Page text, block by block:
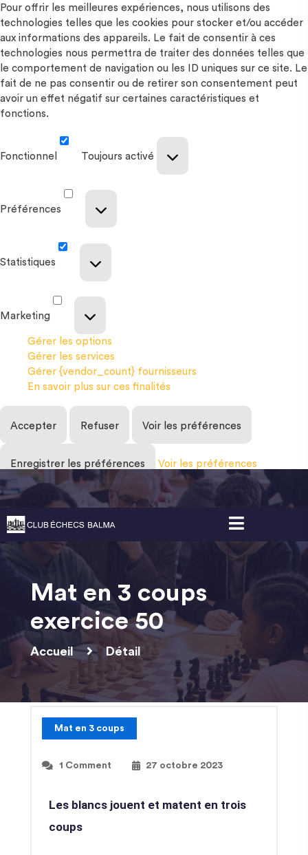
Pour offrir les meilleures expériences, nous utilisons des
technologies telles que les cookies pour stocker et/ou accéder
aux informations des appareils. Le fait de consentir à ces
technologies nous permettra de traiter des données telles que
le comportement de navigation ou les ID uniques sur ce site. Le
fait de ne pas consentir ou de retirer son consentement peut
avoir un effet négatif sur certaines caractéristiques et
fonctions.
Fonctionnel Toujours activé
Préférences
Statistiques
Marketing
Gérer les options
Gérer les services
Gérer {vendor_count} fournisseurs
En savoir plus sur ces finalités
Accepter Refuser Voir les préférences
Enregistrer les préférences Voir les préférences
Gestion des cookies
Mat en 3 coups
exercice 50
Accueil Détail
Mat en 3 coups
1 Comment 27 octobre 2023
Les blancs jouent et matent en trois
coups